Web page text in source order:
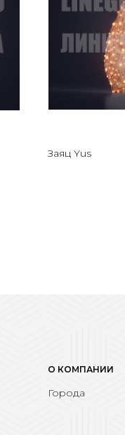
Заяц Yus
О КОМПАНИИ
Города